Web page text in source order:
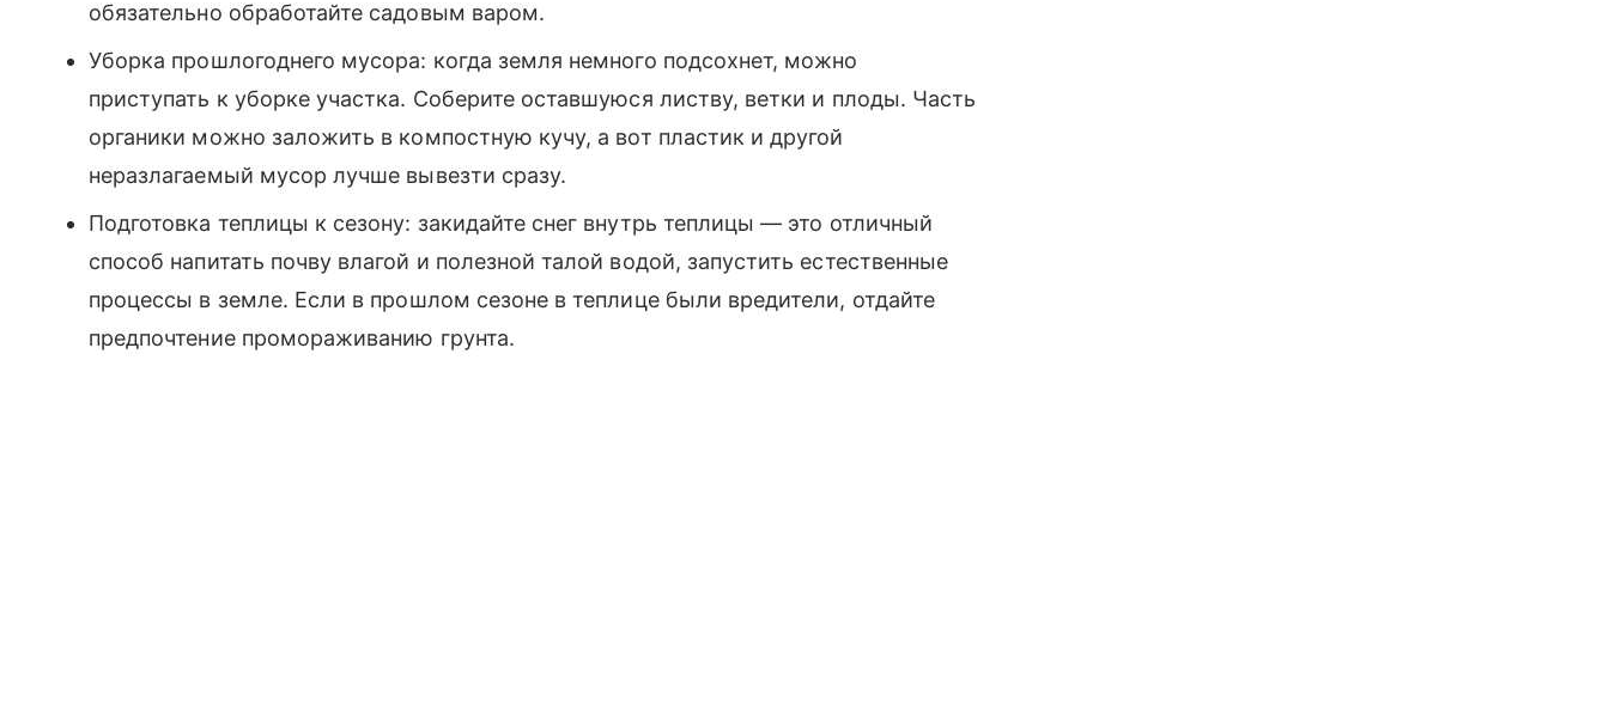
обязательно обработайте садовым варом.
Уборка прошлогоднего мусора: когда земля немного подсохнет, можно
приступать к уборке участка. Соберите оставшуюся листву, ветки и плоды. Часть
органики можно заложить в компостную кучу, а вот пластик и другой
неразлагаемый мусор лучше вывезти сразу.
Подготовка теплицы к сезону: закидайте снег внутрь теплицы — это отличный
способ напитать почву влагой и полезной талой водой, запустить естественные
процессы в земле. Если в прошлом сезоне в теплице были вредители, отдайте
предпочтение промораживанию грунта.